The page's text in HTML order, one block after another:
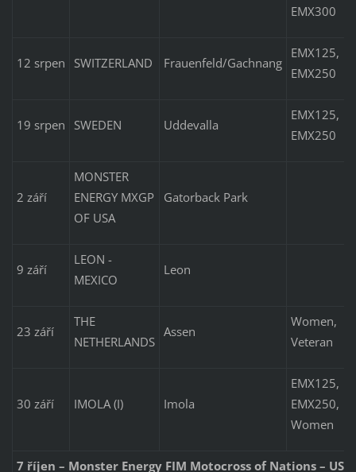
EMX300
12 srpen SWITZERLAND Frauenfeld/Gachnang
EMX125,
EMX250
19 srpen SWEDEN Uddevalla
EMX125,
EMX250
2 září
MONSTER
ENERGY MXGP
OF USA
Gatorback Park
9 září
LEON -
MEXICO
Leon
23 září
THE
NETHERLANDS
Assen
Women,
Veteran
30 září IMOLA (I) Imola
EMX125,
EMX250,
Women
7 říjen – Monster Energy FIM Motocross of Nations – USA,